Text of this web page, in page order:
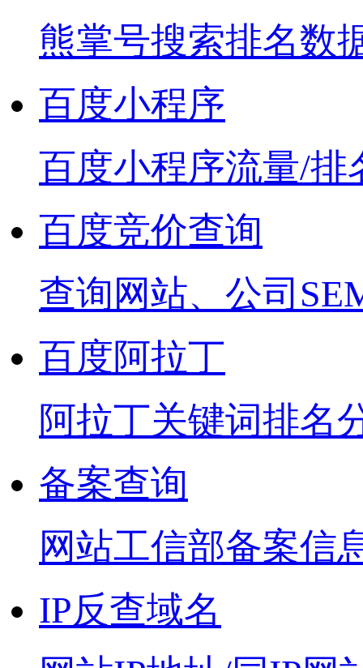
熊掌号搜索排名数
百度小程序
百度小程序流量/排
百度竞价查询
查询网站、公司
百度阿拉丁
阿拉丁关键词排名
备案查询
网站工信部备案信
IP反查域名